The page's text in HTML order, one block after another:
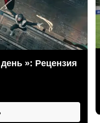
»: Рецензия